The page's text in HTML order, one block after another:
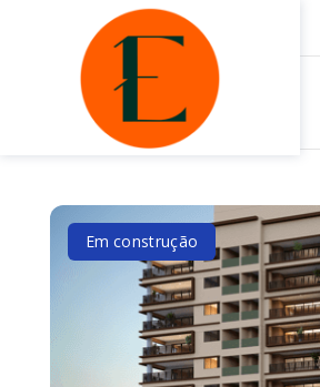
Em construção